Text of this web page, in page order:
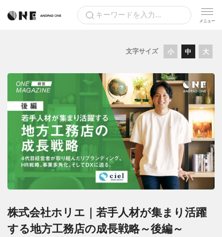
文字サイズ 小 中 大
株式会社ホリエ｜若手人材が集まり活躍
する地方工務店の成長戦略～後編～